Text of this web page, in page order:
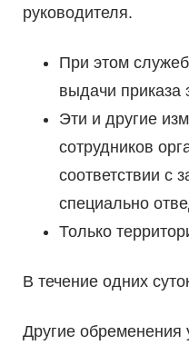
руководителя.
При этом
выдачи приказа
Эти и другие
сотрудников
соответствии с
специально
Только
В течение одних
Другие